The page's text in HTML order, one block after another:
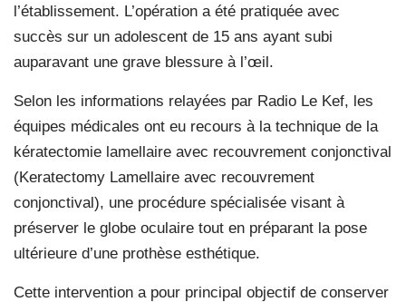
l’établissement. L’opération a été pratiquée avec
succès sur un adolescent de 15 ans ayant subi
auparavant une grave blessure à l’œil.
Selon les informations relayées par Radio Le Kef, les
équipes médicales ont eu recours à la technique de la
kératectomie lamellaire avec recouvrement conjonctival
(Keratectomy Lamellaire avec recouvrement
conjonctival), une procédure spécialisée visant à
préserver le globe oculaire tout en préparant la pose
ultérieure d’une prothèse esthétique.
Cette intervention a pour principal objectif de conserver